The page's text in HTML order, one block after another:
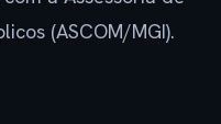
(ASCOM/MGI).